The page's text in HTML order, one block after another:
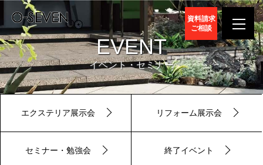
資料請求
ご相談
EVENT
イベント・セミナー
エクステリア展示会 リフォーム展示会
セミナー・勉強会 終了イベント